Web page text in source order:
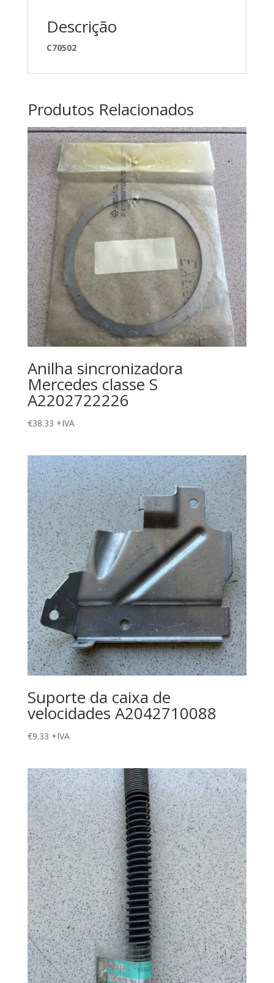
Descrição
C70502
Produtos Relacionados
Anilha sincronizadora
Mercedes classe S
A2202722226
€38.33 +IVA
Suporte da caixa de
velocidades A2042710088
€9.33 +IVA